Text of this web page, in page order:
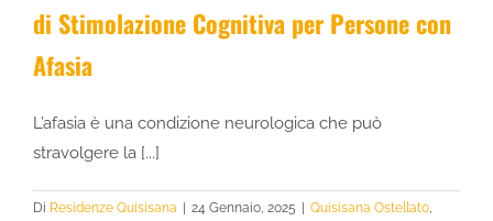
di Stimolazione Cognitiva per Persone con
Afasia
L’afasia è una condizione neurologica che può
stravolgere la [...]
Di Residenze Quisisana | 24 Gennaio, 2025 | Quisisana Ostellato